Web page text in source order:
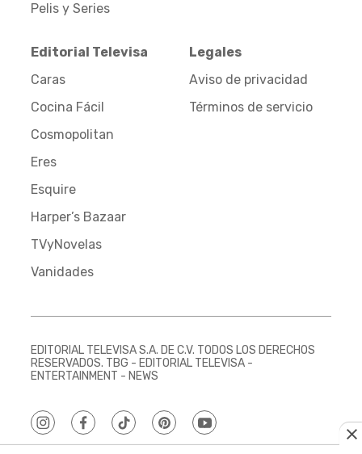
Pelis y Series
Editorial Televisa
Caras
Cocina Fácil
Cosmopolitan
Eres
Esquire
Harper’s Bazaar
TVyNovelas
Vanidades
Legales
Aviso de privacidad
Términos de servicio
EDITORIAL TELEVISA S.A. DE C.V. TODOS LOS DERECHOS
RESERVADOS. TBG - EDITORIAL TELEVISA -
ENTERTAINMENT - NEWS
instagramfacebooktiktokpinterestyoutube